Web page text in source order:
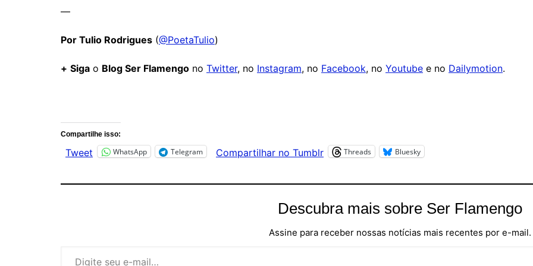
—
Por Tulio Rodrigues (@PoetaTulio)
+ Siga o Blog Ser Flamengo no Twitter, no Instagram, no Facebook, no Youtube e no Dailymotion.
Compartilhe isso:
Tweet WhatsApp Telegram Compartilhar no Tumblr Threads Bluesky
Descubra mais sobre Ser Flamengo
Assine para receber nossas notícias mais recentes por e-mail.